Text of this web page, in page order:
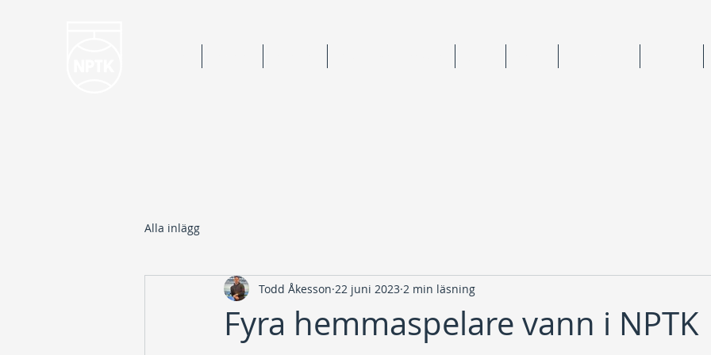
Alla inlägg
Fyra hemmaspelare vann i NPTK
Todd Åkesson 22 juni 2023 2 min läsning